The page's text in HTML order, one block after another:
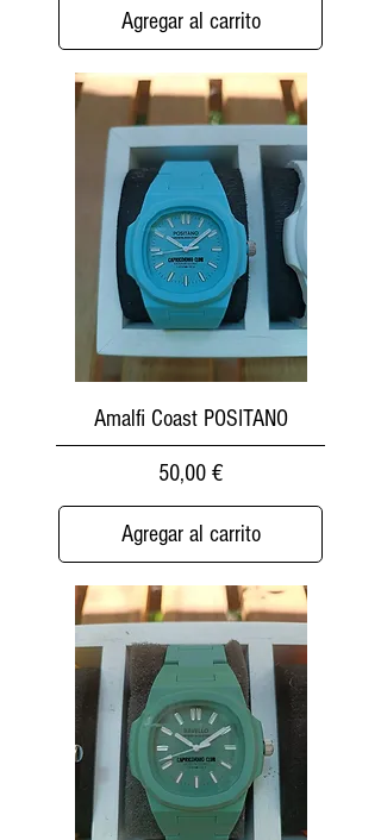
Agregar al carrito
Amalfi Coast POSITANO
Precio
50,00 €
Agregar al carrito